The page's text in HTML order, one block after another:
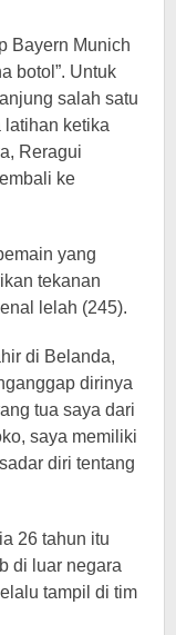
Bayern Munich
botol”. Untuk
salah satu
latihan ketika
Reragui
ke
yang
tekanan
lelah (245).
di Belanda,
dirinya
tua saya dari
saya memiliki
diri tentang
26 tahun itu
di luar negara
tampil di tim